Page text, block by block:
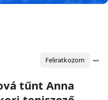
Feliratkozom
tűnt Anna